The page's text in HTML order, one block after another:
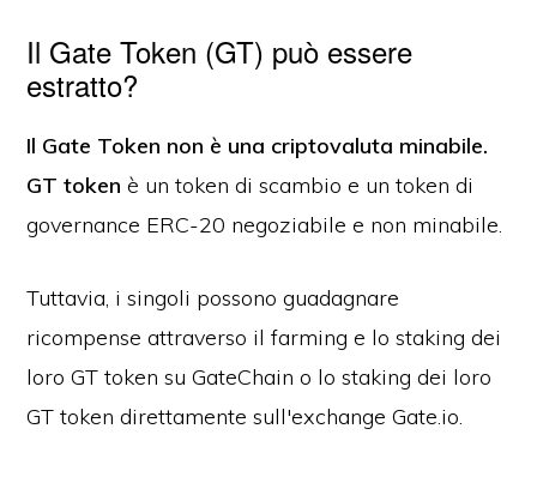
Il Gate Token (GT) può essere
estratto?
Il Gate Token non è una criptovaluta minabile.
GT token è un token di scambio e un token di
governance ERC-20 negoziabile e non minabile.
Tuttavia, i singoli possono guadagnare
ricompense attraverso il farming e lo staking dei
loro GT token su GateChain o lo staking dei loro
GT token direttamente sull'exchange Gate.io.